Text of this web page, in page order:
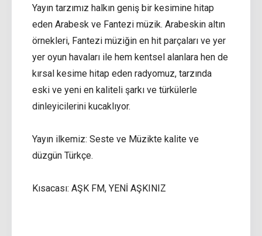
Yayın tarzımız halkın geniş bir kesimine hitap
eden Arabesk ve Fantezi müzik. Arabeskin altın
örnekleri, Fantezi müziğin en hit parçaları ve yer
yer oyun havaları ile hem kentsel alanlara hen de
kırsal kesime hitap eden radyomuz, tarzında
eski ve yeni en kaliteli şarkı ve türkülerle
dinleyicilerini kucaklıyor.
Yayın ilkemiz: Seste ve Müzikte kalite ve
düzgün Türkçe.
Kısacası: AŞK FM, YENİ AŞKINIZ